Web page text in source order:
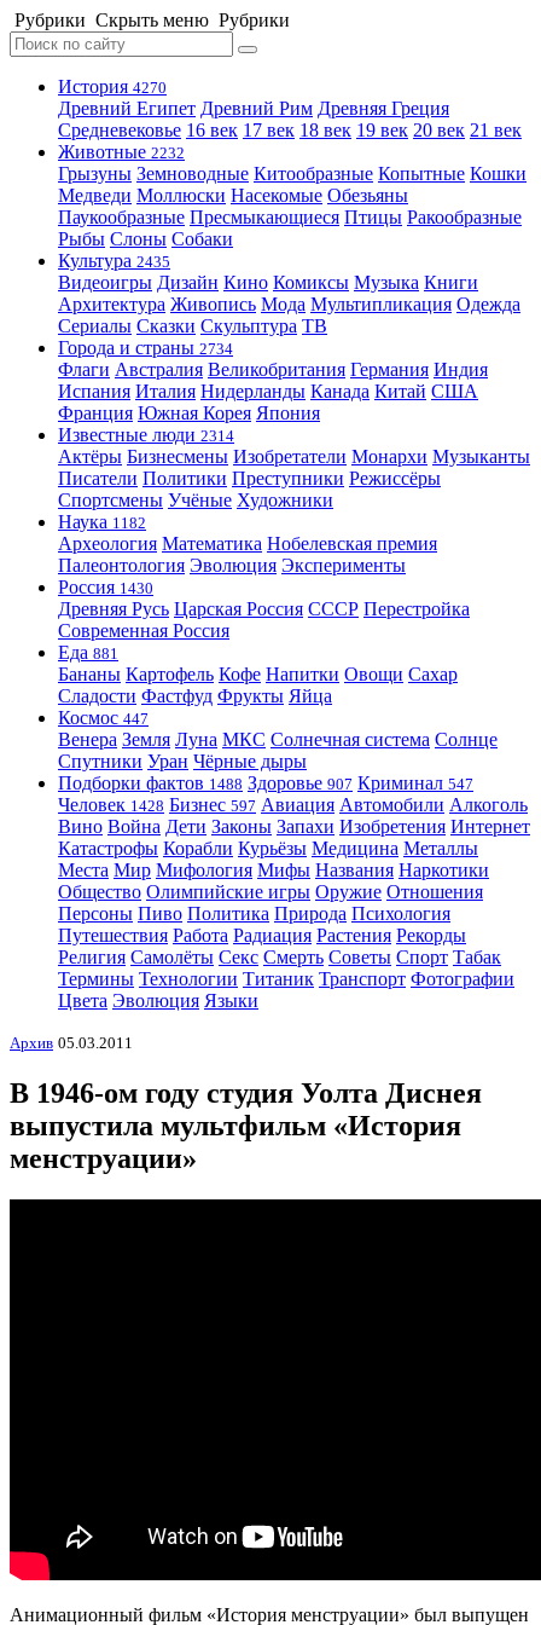
Рубрики Скрыть меню Рубрики
История 4270
Древний Египет Древний Рим Древняя Греция
Средневековье 16 век 17 век 18 век 19 век 20 век 21 век
Животные 2232
Грызуны Земноводные Китообразные Копытные Кошки
Медведи Моллюски Насекомые Обезьяны
Паукообразные Пресмыкающиеся Птицы Ракообразные
Рыбы Слоны Собаки
Культура 2435
Видеоигры Дизайн Кино Комиксы Музыка Книги
Архитектура Живопись Мода Мультипликация Одежда
Сериалы Сказки Скульптура ТВ
Города и страны 2734
Флаги Австралия Великобритания Германия Индия
Испания Италия Нидерланды Канада Китай США
Франция Южная Корея Япония
Известные люди 2314
Актёры Бизнесмены Изобретатели Монархи Музыканты
Писатели Политики Преступники Режиссёры
Спортсмены Учёные Художники
Наука 1182
Археология Математика Нобелевская премия
Палеонтология Эволюция Эксперименты
Россия 1430
Древняя Русь Царская Россия СССР Перестройка
Современная Россия
Еда 881
Бананы Картофель Кофе Напитки Овощи Сахар
Сладости Фастфуд Фрукты Яйца
Космос 447
Венера Земля Луна МКС Солнечная система Солнце
Спутники Уран Чёрные дыры
Подборки фактов 1488 Здоровье 907 Криминал 547
Человек 1428 Бизнес 597 Авиация Автомобили Алкоголь
Вино Война Дети Законы Запахи Изобретения Интернет
Катастрофы Корабли Курьёзы Медицина Металлы
Места Мир Мифология Мифы Названия Наркотики
Общество Олимпийские игры Оружие Отношения
Персоны Пиво Политика Природа Психология
Путешествия Работа Радиация Растения Рекорды
Религия Самолёты Секс Смерть Советы Спорт Табак
Термины Технологии Титаник Транспорт Фотографии
Цвета Эволюция Языки
Архив 05.03.2011
В 1946-ом году студия Уолта Диснея
выпустила мультфильм «История
менструации»
Анимационный фильм «История менструации» был выпущен